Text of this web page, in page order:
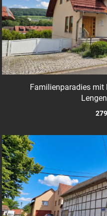
Familienparadies mit